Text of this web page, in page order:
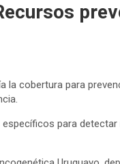
la cobertura para
para